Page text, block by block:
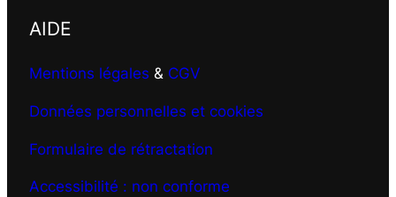
AIDE
Mentions légales & CGV
Données personnelles et cookies
Formulaire de rétractation
Accessibilité : non conforme